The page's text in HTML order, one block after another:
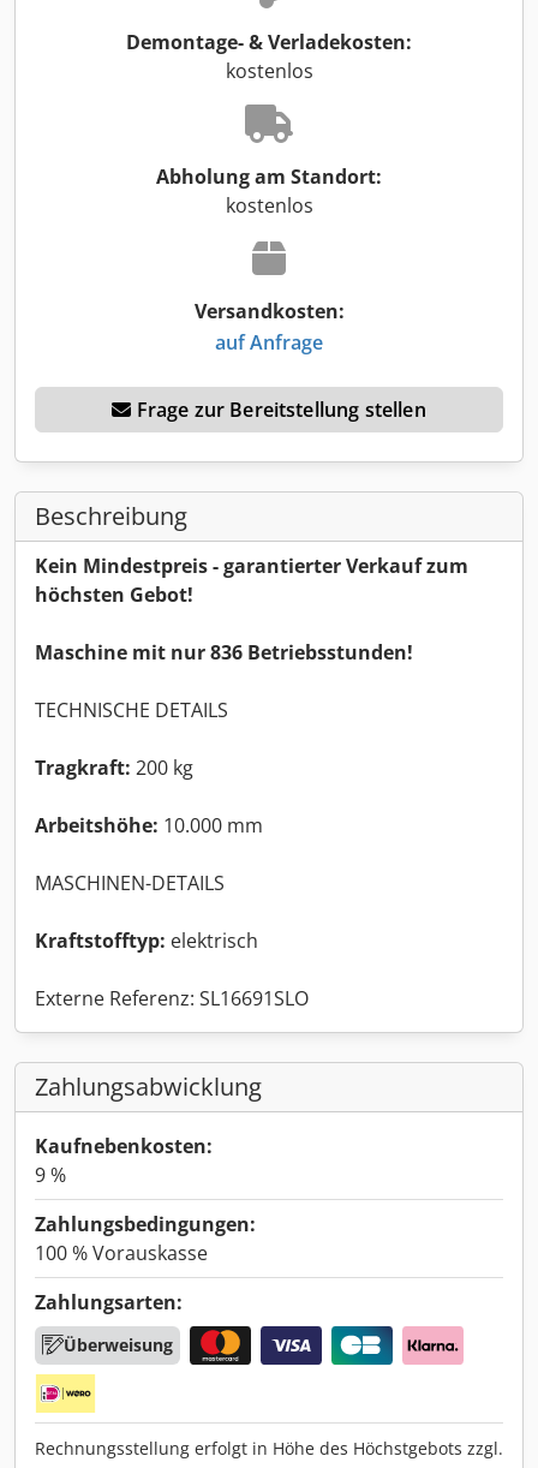
Demontage- & Verladekosten:
kostenlos
Abholung am Standort:
kostenlos
Versandkosten:
auf Anfrage
Frage zur Bereitstellung stellen
Beschreibung
Kein Mindestpreis - garantierter Verkauf zum
höchsten Gebot!
Maschine mit nur 836 Betriebsstunden!
TECHNISCHE DETAILS
Tragkraft: 200 kg
Arbeitshöhe: 10.000 mm
MASCHINEN-DETAILS
Kraftstofftyp: elektrisch
Externe Referenz: SL16691SLO
Zahlungsabwicklung
Kaufnebenkosten:
9 %
Zahlungsbedingungen:
100 % Vorauskasse
Zahlungsarten:
Überweisung
Rechnungsstellung erfolgt in Höhe des Höchstgebots zzgl.